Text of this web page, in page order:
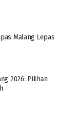
Malang Lepas
2026: Pilihan